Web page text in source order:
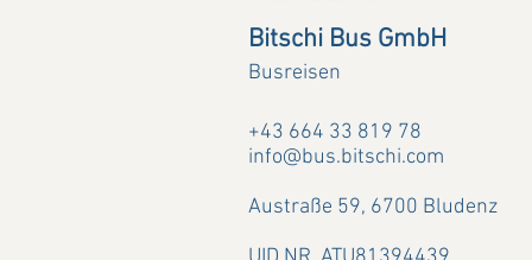
Bitschi Bus GmbH
Busreisen
+43 664 33 819 78
info@bus.bitschi.com
Austraße 59, 6700 Bludenz